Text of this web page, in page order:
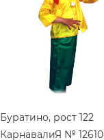
Буратино, рост 122
КарнавалиЯ № 12610